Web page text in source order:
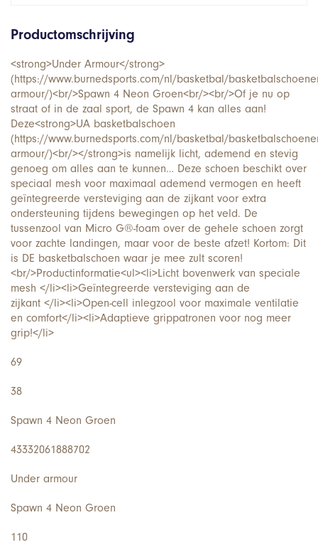
Productomschrijving
<strong>Under Armour</strong>
(https://www.burnedsports.com/nl/basketbal/
armour/)<br/>Spawn 4 Neon Groen<br/><br/>Of je nu op
straat of in de zaal sport, de Spawn 4 kan alles aan!
Deze<strong>UA basketbalschoen
(https://www.burnedsports.com/nl/basketbal/
armour/)<br/></strong>is namelijk licht, ademend en stevig
genoeg om alles aan te kunnen… Deze schoen beschikt over
speciaal mesh voor maximaal ademend vermogen en heeft
geïntegreerde versteviging aan de zijkant voor extra
ondersteuning tijdens bewegingen op het veld. De
tussenzool van Micro G®-foam over de gehele schoen zorgt
voor zachte landingen, maar voor de beste afzet! Kortom: Dit
is DE basketbalschoen waar je mee zult scoren!
<br/>Productinformatie<ul><li>Licht bovenwerk van speciale
mesh </li><li>Geïntegreerde versteviging aan de
zijkant </li><li>Open-cell inlegzool voor maximale ventilatie
en comfort</li><li>Adaptieve grippatronen voor nog meer
grip!</li>
69
38
Spawn 4 Neon Groen
43332061888702
Under armour
Spawn 4 Neon Groen
110